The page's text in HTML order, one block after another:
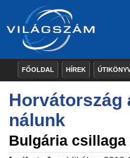
FŐOLDAL HÍREK
Horvátország
nálunk
Bulgária